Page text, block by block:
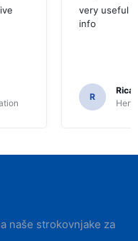
very useful
info
R
naše strokovnjake za